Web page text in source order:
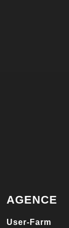
AGENCE
User-Farm